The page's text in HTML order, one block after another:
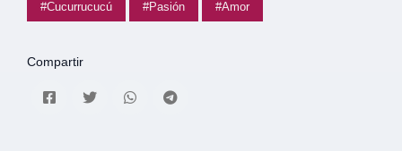
#Cucurrucucú #Pasión #Amor
Compartir